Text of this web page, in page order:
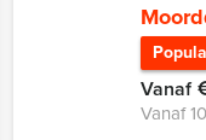
Vanaf
Vanaf